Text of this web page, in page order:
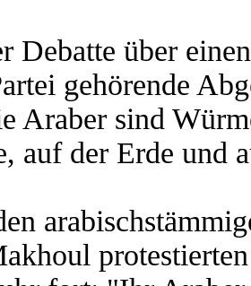
Debatte über
gehörende
Araber sind
auf der Erde und